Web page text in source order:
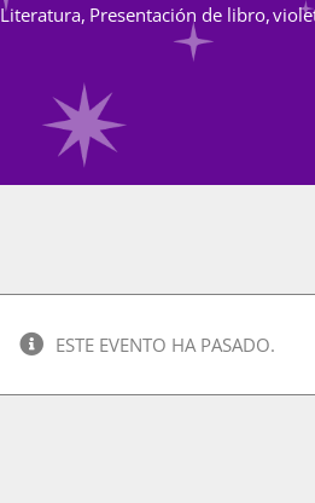
Literatura Presentación de libro
ESTE EVENTO HA PASADO.